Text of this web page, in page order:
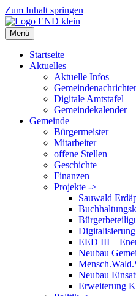
Zum Inhalt springen
Menü
Startseite
Aktuelles
Aktuelle Infos
Digitale Amtstafel
Gemeindekalender
Gemeinde
Bürgermeister
Mitarbeiter
offene Stellen
Geschichte
Finanzen
Projekte ->
Sauwald
Digitalisierung
EED III –
Neubau
Neubau
Erweiterung